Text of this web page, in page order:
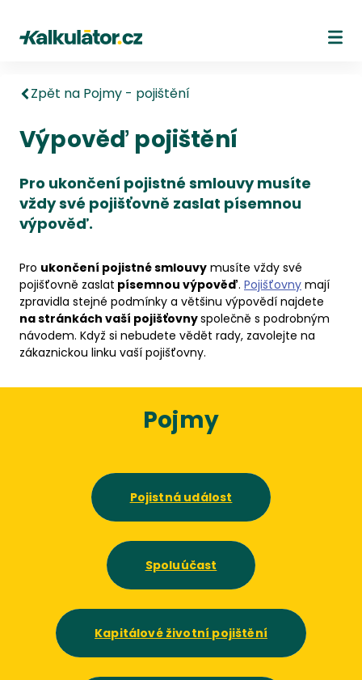
Kalkulátor.cz
Zpět na Pojmy - pojištění
Výpověď pojištění
Pro ukončení pojistné smlouvy musíte
vždy své pojišťovně zaslat písemnou
výpověď.
Pro ukončení pojistné smlouvy musíte vždy své
pojišťovně zaslat písemnou výpověď. Pojišťovny mají
zpravidla stejné podmínky a většinu výpovědí najdete
na stránkách vaší pojišťovnyspolečně s podrobným
návodem. Když si nebudete vědět rady, zavolejte na
zákaznickou linku vaší pojišťovny.
Pojmy
Pojistná událost
Spoluúčast
Kapitálové životní pojištění